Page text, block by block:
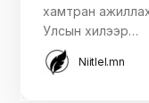
хамтран
Улсын хилээр…
Niitlel.mn